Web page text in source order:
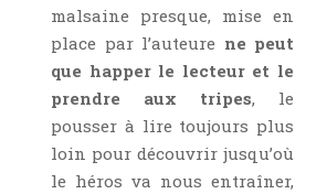
malsaine presque, mise en
place par l’auteure ne peut
que happer le lecteur et le
prendre aux tripes, le
pousser à lire toujours plus
loin pour découvrir jusqu’où
le héros va nous entraîner,